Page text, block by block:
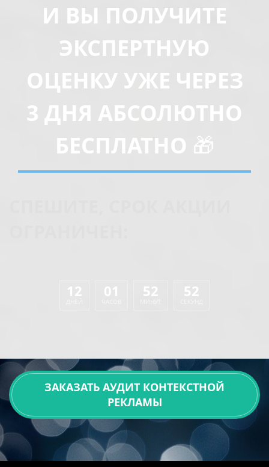
И ВЫ ПОЛУЧИТЕ
ЭКСПЕРТНУЮ
ОЦЕНКУ УЖЕ ЧЕРЕЗ
3 ДНЯ АБСОЛЮТНО
БЕСПЛАТНО 🎁
12 01 52 52
ЗАКАЗАТЬ АУДИТ КОНТЕКСТНОЙ
РЕКЛАМЫ